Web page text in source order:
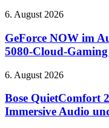
GeForce
im
August:
26
Spiele
RTX
5080-
6. August 2026
GeForce NOW im
5080-Cloud-
Bose
2.
Generation
vorgestellt:
6. August 2026
Bose QuietComfort
Immersive Audio